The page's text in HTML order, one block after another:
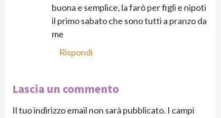
buona e semplice, la farò per figli e nipoti
il primo sabato che sono tutti a pranzo da
me
Rispondi
Lascia un commento
Il tuo indirizzo email non sarà pubblicato. I campi